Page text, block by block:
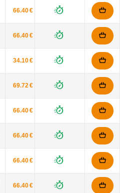
66.40 €
66.40 €
34.10 €
69.72 €
66.40 €
66.40 €
66.40 €
66.40 €